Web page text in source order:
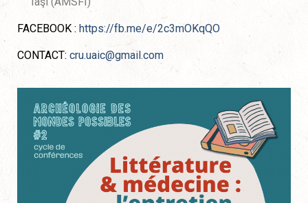
FACEBOOK : https://fb.me/e/2c3mOKqQO
CONTACT: cru.uaic@gmail.com